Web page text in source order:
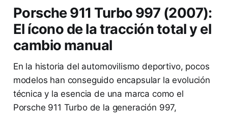
Porsche 911 Turbo 997 (2007):
El ícono de la tracción total y el
cambio manual
En la historia del automovilismo deportivo, pocos
modelos han conseguido encapsular la evolución
técnica y la esencia de una marca como el
Porsche 911 Turbo de la generación 997,